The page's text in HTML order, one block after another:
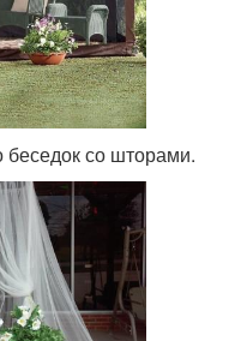
со шторами.